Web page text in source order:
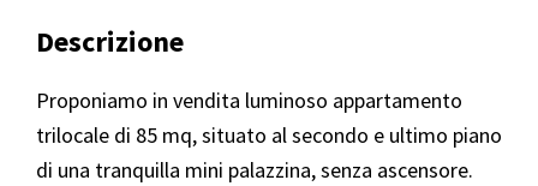
Descrizione
Proponiamo in vendita luminoso appartamento
trilocale di 85 mq, situato al secondo e ultimo piano
di una tranquilla mini palazzina, senza ascensore.